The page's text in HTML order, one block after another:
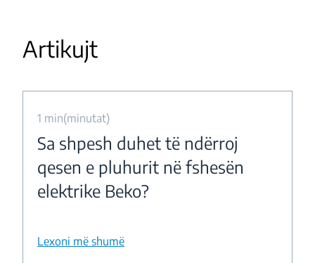
Artikujt
1 min(minutat)
Sa shpesh duhet të ndërroj
qesen e pluhurit në fshesën
elektrike Beko?
Lexoni më shumë